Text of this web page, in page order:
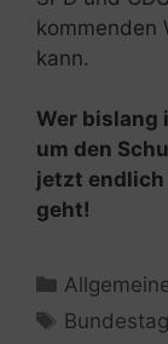
kommenden
kann.
Wer bislang
um den
jetzt endlich
geht!
Kategorien
Bundestag